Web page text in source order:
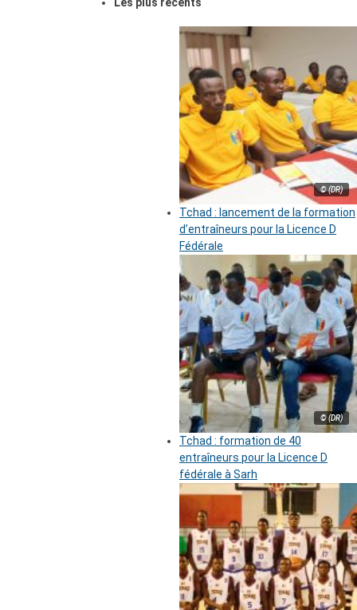
Les plus récents
© (DR)
Tchad : lancement de la formation
d’entraîneurs pour la Licence D
Fédérale
© (DR)
Tchad : formation de 40
entraîneurs pour la Licence D
fédérale à Sarh